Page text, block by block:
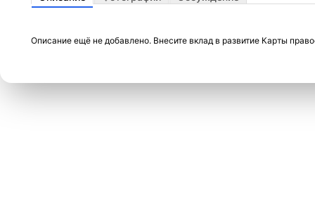
Описание ещё не добавлено. Внесите вклад в развитие Карты